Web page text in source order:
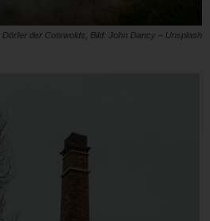
Dörfer der Cotswolds, Bild: John Dancy – Unsplash